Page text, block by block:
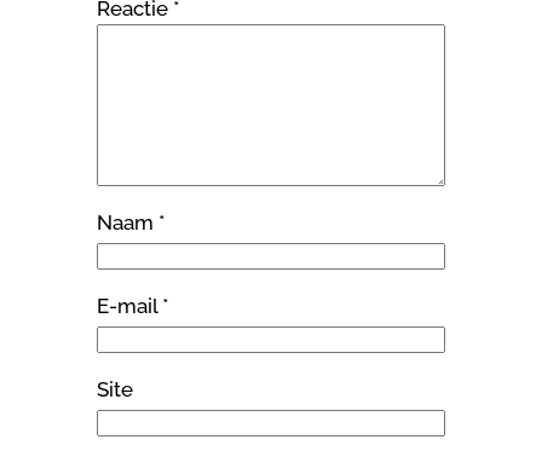
Reactie *
Naam *
E-mail *
Site